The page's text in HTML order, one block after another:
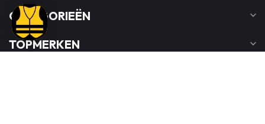
CATEGORIEËN
TOPMERKEN